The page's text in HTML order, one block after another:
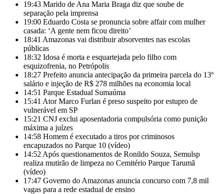
19:43 Marido de Ana Maria Braga diz que soube de
separação pela imprensa
19:00 Eduardo Costa se pronuncia sobre affair com mulher
casada: ‘A gente nem ficou direito’
18:41 Amazonas vai distribuir absorventes nas escolas
públicas
18:32 Idosa é morta e esquartejada pelo filho com
esquizofrenia, no Petrópolis
18:27 Prefeito anuncia antecipação da primeira parcela do 13º
salário e injeção de R$ 278 milhões na economia local
14:51 Parque Estadual Sumaúma
15:41 Ator Marco Furlan é preso suspeito por estupro de
vulnerável em SP
15:21 CNJ exclui aposentadoria compulsória como punição
máxima a juízes
14:58 Homem é executado a tiros por criminosos
encapuzados no Parque 10 (vídeo)
14:52 Após questionamentos de Ronildo Souza, Semulsp
realiza mutirão de limpeza no Cemitério Parque Tarumã
(vídeo)
17:47 Governo do Amazonas anuncia concurso com 7,8 mil
vagas para a rede estadual de ensino